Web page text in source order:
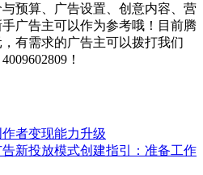
预算、广告设置、创意内容、营
广告主可以作为参考哦！目前腾
有需求的广告主可以拨打我们
！
作者变现能力升级
新投放模式创建指引：准备工作